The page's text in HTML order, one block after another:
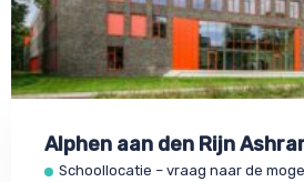
Alphen aan den Rijn
Schoollocatie – vraag naar de